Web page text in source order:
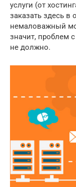
услуги (от
заказать здесь в
немаловажный
значит, проблем
не должно.